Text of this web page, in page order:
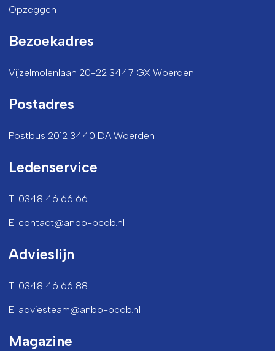
Opzeggen
Bezoekadres
Vijzelmolenlaan 20-22 3447 GX Woerden
Postadres
Postbus 2012 3440 DA Woerden
Ledenservice
T: 0348 46 66 66
E: contact@anbo-pcob.nl
Advieslijn
T: 0348 46 66 88
E: adviesteam@anbo-pcob.nl
Magazine